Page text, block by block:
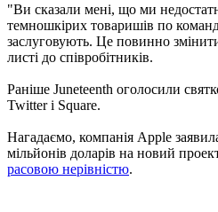
"Ви сказали мені, що ми
темношкірих товаришів по
заслуговують. Це повинно
листі до співробітників.
Раніше Juneteenth оголосили
Twitter і Square.
Нагадаємо, компанія Apple
мільйонів доларів на новий
расовою нерівністю.